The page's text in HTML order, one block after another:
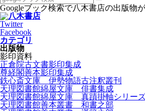
Googleブック検索で八木書店の出版物
Twitter
Facebook
カテゴリ
出版物
影印資料
正倉院古文書影印集成
尊経閣善本影印集成
鉄心斎文庫 伊勢物語古注釈叢刊
天理図書館綿屋文庫 俳書集成
天理図書館綿屋文庫 真蹟掛軸シリー
天理図書館善本叢書 和書之部